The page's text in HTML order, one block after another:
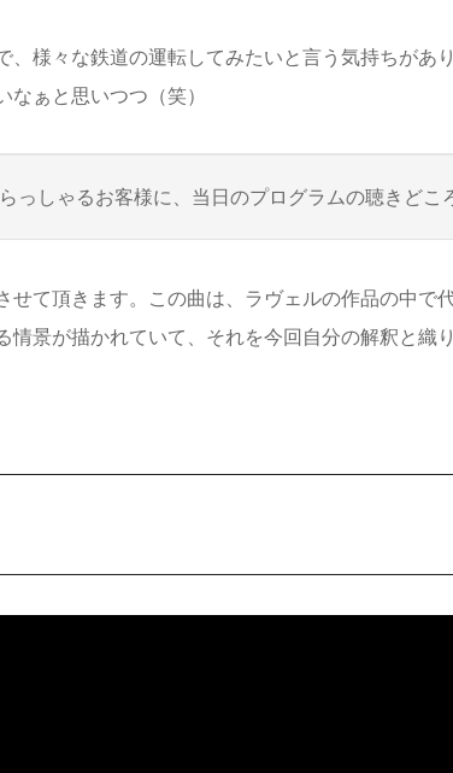
様々な鉄道の運転してみたいと言う気持ちがあ
ぁと思いつつ（笑）
っしゃるお客様に、当日のプログラムの聴きどこ
て頂きます。この曲は、ラヴェルの作品の中で
景が描かれていて、それを今回自分の解釈と織